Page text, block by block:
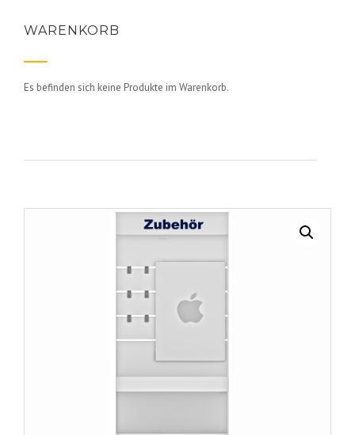
WARENKORB
Es befinden sich keine Produkte im Warenkorb.